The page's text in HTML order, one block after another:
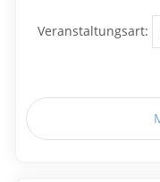
Veranstaltungsart: